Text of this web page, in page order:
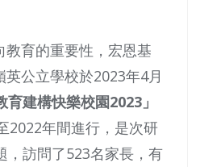
育的重要性，宏恩基
公立學校於2023年4月
育建構快樂校園2023」
2022年間進行，是次研
，訪問了523名家長，有